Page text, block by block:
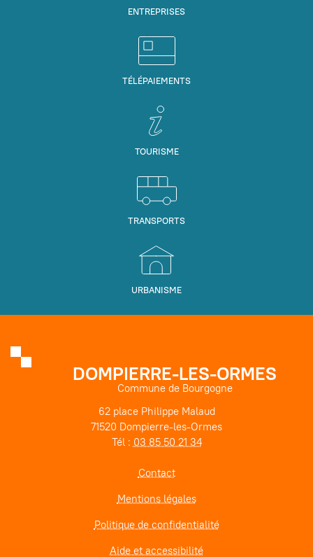
ENTREPRISES
TÉLÉPAIEMENTS
TOURISME
TRANSPORTS
URBANISME
DOMPIERRE-LES-ORMES
Commune de Bourgogne
62 place Philippe Malaud
71520 Dompierre-les-Ormes
Tél : 03 85 50 21 34
Contact
Mentions légales
Politique de confidentialité
Aide et accessibilité